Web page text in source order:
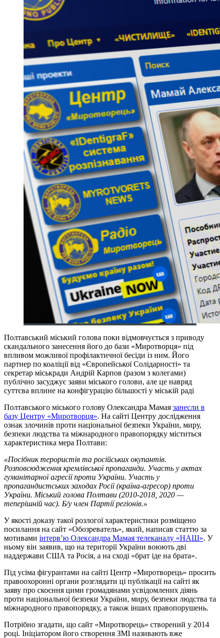
Полтавський міський голова поки відмовчується з приводу
скандального занесення його до бази «Миротворця» під
впливом можливої профілактичної бесіди із ним. Його
партнер по коаліції від «Європейської Солідарності» та
секретар міськради Андрій Карпов (разом з колегами)
публічно засуджує заяви міського голови, але це навряд
суттєва вплине на конфігурацію більшості у міській раді
Полтавського міського голову Олександра Мамая занесли в
базу Центру «Миротворця». На сайті Центру дослідження
ознак злочинів проти національної безпеки України, миру,
безпеки людства та міжнародного правопорядку міститься
характеристика мера Полтави:
«Посібник терористів та російських окупантів.
Розповсюдження кремлівської пропаганди. Участь у актах
гуманітарної агресії проти України. Участь у
пропагандистських заходах Росії (країна-агресор) проти
України. Міський голова Полтави (2010-2018, 2020 —
теперішній час). Б/у член Партії регіонів.»
У якості доказу такої розлогої характеристики розміщено
посилання на сайт «Обозреватель», який, написав статтю за
мотивами інтерв’ю Олександра Мамая телеканалу «НАШ». У
ньому він заявив, що на території України воюють дві
наддержави США та Росія, а на сході «брат іде на брата».
Під усіма фігурантами на сайті Центр «Миротворець» просить
правоохоронні органи розглядати ці публікації на сайті як
заяву про скоєння цими громадянами усвідомлених діянь
проти національної безпеки України, миру, безпеки людства та
міжнародного правопорядку, а також інших правопорушень.
Потрібно згадати, що сайт «Миротворець» створений у 2014
році. Ініціатором його створення ЗМІ називають вже